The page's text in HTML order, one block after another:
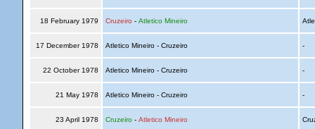
18 February 1979 Cruzeiro - Atletico Mineiro
17 December 1978 Atletico Mineiro - Cruzeiro -
22 October 1978 Atletico Mineiro - Cruzeiro -
21 May 1978 Atletico Mineiro - Cruzeiro -
23 April 1978 Cruzeiro- Atletico Mineiro